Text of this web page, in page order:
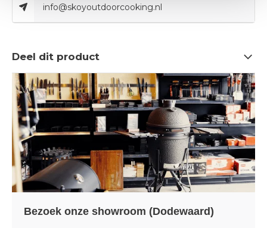
info@skoyoutdoorcooking.nl
Deel dit product
Bezoek onze showroom (Dodewaard)